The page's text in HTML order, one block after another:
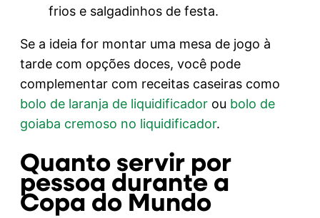
frios e salgadinhos de festa.
Se a ideia for montar uma mesa de jogo à
tarde com opções doces, você pode
complementar com receitas caseiras como
bolo de laranja de liquidificador ou bolo de
goiaba cremoso no liquidificador.
Quanto servir por
pessoa durante a
Copa do Mundo